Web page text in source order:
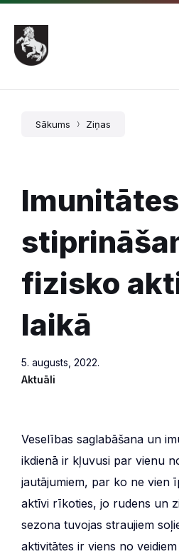
Pāriet
saturu
Skip
main
navigation
Skip
footer
Sākums Ziņas
Imunitātes
fizisko
laikā
5. augusts, 2022.
Aktuāli
Veselības saglabāšana un
ikdienā ir kļuvusi par vienu
jautājumiem, par ko ne vien
aktīvi rīkoties, jo rudens un
sezona tuvojas straujiem
aktivitātes ir viens no